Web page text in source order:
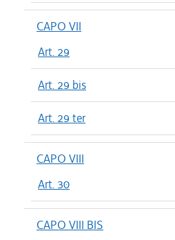
CAPO VII
Art. 29
Art. 29 bis
Art. 29 ter
CAPO VIII
Art. 30
CAPO VIII BIS